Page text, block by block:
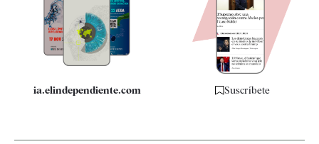
Quiénes somos
Especificaciones
ia.elindependiente.com Suscríbete